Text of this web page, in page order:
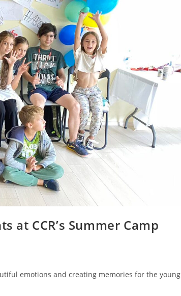
at CCR’s Summer Camp
emotions and creating memories for the young